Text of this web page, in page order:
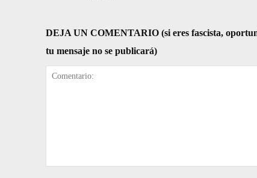
DEJA UN COMENTARIO (si eres fascista,
tu mensaje no se publicará)